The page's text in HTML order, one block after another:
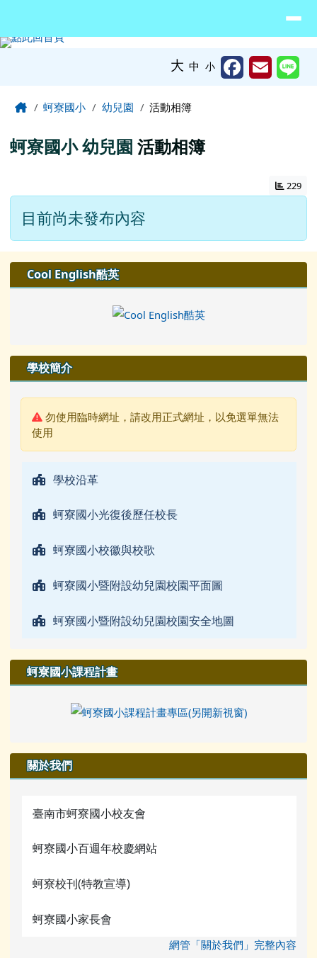
大 中 小
Home蚵寮國小 幼兒園 活動相簿
蚵寮國小幼兒園 活動相簿
229
目前尚未發布內容
左邊區域內容
Cool English酷英
學校簡介
警告:
勿使用臨時網址，請改用正式網址，以免選單無法
使用
學校沿革
蚵寮國小光復後歷任校長
蚵寮國小校徽與校歌
蚵寮國小暨附設幼兒園校園平面圖
蚵寮國小暨附設幼兒園校園安全地圖
蚵寮國小課程計畫
關於我們
臺南市蚵寮國小校友會
蚵寮國小百週年校慶網站
蚵寮校刊(特教宣導)
蚵寮國小家長會
網管「關於我們」完整內容